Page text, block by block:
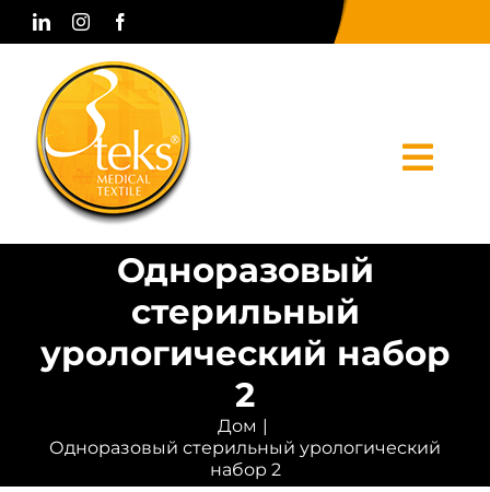
Skip
Дом
корпоративный
Продукты
Печатные СМИ
Связаться с нами
Одноразовый
стерильный
урологический набор
2
Дом
Одноразовый стерильный урологический
набор 2